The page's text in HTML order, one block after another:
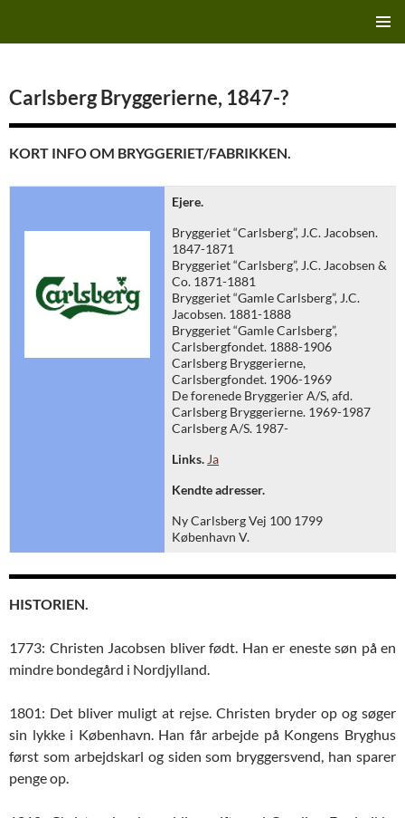
Carlsberg Bryggerierne, 1847-?
KORT INFO OM BRYGGERIET/FABRIKKEN.
Ejere.
Bryggeriet “Carlsberg”, J.C. Jacobsen.
1847-1871
Bryggeriet “Carlsberg”, J.C. Jacobsen &
Co. 1871-1881
Bryggeriet “Gamle Carlsberg”, J.C.
Jacobsen. 1881-1888
Bryggeriet “Gamle Carlsberg”,
Carlsbergfondet. 1888-1906
Carlsberg Bryggerierne,
Carlsbergfondet. 1906-1969
De forenede Bryggerier A/S, afd.
Carlsberg Bryggerierne. 1969-1987
Carlsberg A/S. 1987-
Links. Ja
Kendte adresser.
Ny Carlsberg Vej 100 1799
København V.
HISTORIEN.
1773: Christen Jacobsen bliver født. Han er eneste søn på en
mindre bondegård i Nordjylland.
1801: Det bliver muligt at rejse. Christen bryder op og søger
sin lykke i København. Han får arbejde på Kongens Bryghus
først som arbejdskarl og siden som bryggersvend, han sparer
penge op.